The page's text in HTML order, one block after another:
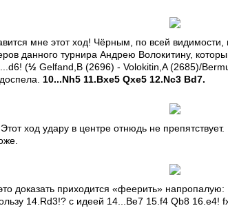
мне этот ход! Чёрным, по всей
данного турнира Андрею Волокитину,
(½ Gelfand,B (2696) - Volokitin,A (2685)/
10...Nh5 11.Bxe5 Qxe5 12.Nc3 Bd7.
Этот ход удару в центре отнюдь не
доказать приходится «феерить»
14.Rd3!? с идеей 14...Be7 15.f4 Qb8 16.e4!